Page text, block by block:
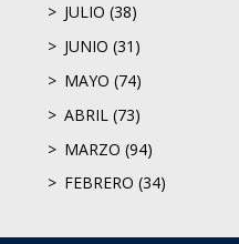
JULIO (38)
JUNIO (31)
MAYO (74)
ABRIL (73)
MARZO (94)
FEBRERO (34)